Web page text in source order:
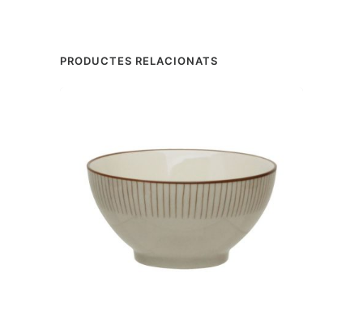
PRODUCTES RELACIONATS